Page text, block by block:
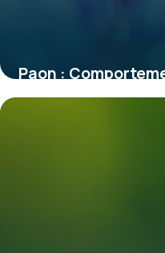
Paon :
Caractéristiques